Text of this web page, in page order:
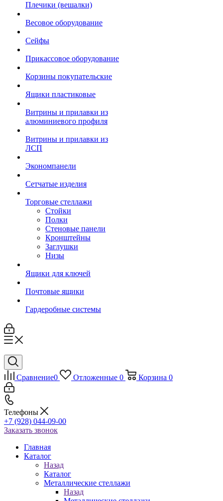
Плечики (вешалки)
Весовое оборудование
Сейфы
Прикассовое оборудование
Корзины покупательские
Ящики пластиковые
Витрины и прилавки из
алюминиевого профиля
Витрины и прилавки из
ЛСП
Экономпанели
Сетчатые изделия
Торговые стеллажи
Стойки
Полки
Стеновые панели
Кронштейны
Заглушки
Низы
Ящики для ключей
Почтовые ящики
Гардеробные системы
Сравнение0 Отложенные 0 Корзина 0
Телефоны
+7 (928) 044-09-00
Заказать звонок
Главная
Каталог
Назад
Каталог
Металлические стеллажи
Назад